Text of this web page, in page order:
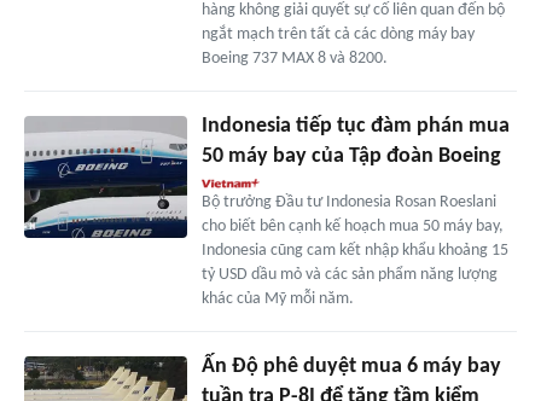
hàng không giải quyết sự cố liên quan đến bộ
ngắt mạch trên tất cả các dòng máy bay
Boeing 737 MAX 8 và 8200.
Indonesia tiếp tục đàm phán mua
50 máy bay của Tập đoàn Boeing
Bộ trưởng Đầu tư Indonesia Rosan Roeslani
cho biết bên cạnh kế hoạch mua 50 máy bay,
Indonesia cũng cam kết nhập khẩu khoảng 15
tỷ USD dầu mỏ và các sản phẩm năng lượng
khác của Mỹ mỗi năm.
Ấn Độ phê duyệt mua 6 máy bay